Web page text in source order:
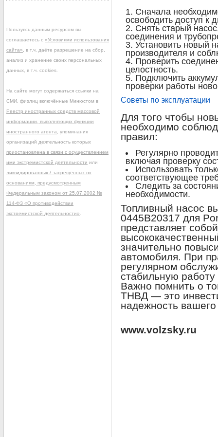
Сначала
освободить доступ к
Снять старый
соединения и
Установить новый
производителя и
Проверить
целостность.
Подключить
проверки работы
Советы по эксплуатации
Для того чтобы
необходимо
правил:
Регулярно
включая проверку
Использовать
соответствующее
Следить за
необходимости.
Топливный насос
0445B20317 для
представляет
значительно
автомобиля. При
регулярном
стабильную работу
Важно помнить о
ТНВД — это
надежность
www.volzsky.ru
Пользуясь данным ресурсом вы
соглашаетесь с «Условиями использования
сайта» , в т.ч. даёте разрешение на сбор,
анализ и хранение своих персональных
данных, в т.ч. cookies.
На сайте могут содержаться ссылки на
СМИ, физлиц включённые Минюстом в
Реестр иностранных средств массовой
информации, выполняющих функции
иностранного агента , упоминания
организаций деятельность которых
приостановлена в связи с осуществлением
ими экстремистской деятельности или
ликвидированных / запрещённых по
основаниям, предусмотренным
Федеральным законом от 25.07.2002 №
114-ФЗ «О противодействии
экстремистской деятельности»